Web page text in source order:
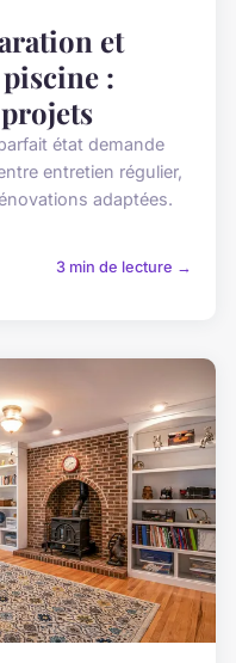
et
:
état demande
entretien régulier,
adaptées.
3 min de lecture →